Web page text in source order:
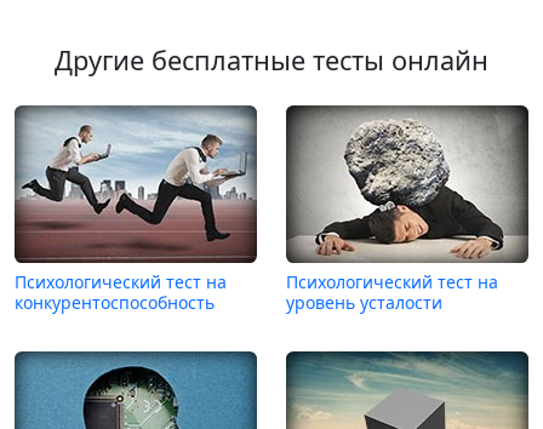
Другие бесплатные тесты онлайн
Психологический тест на
конкурентоспособность
Психологический тест на
уровень усталости